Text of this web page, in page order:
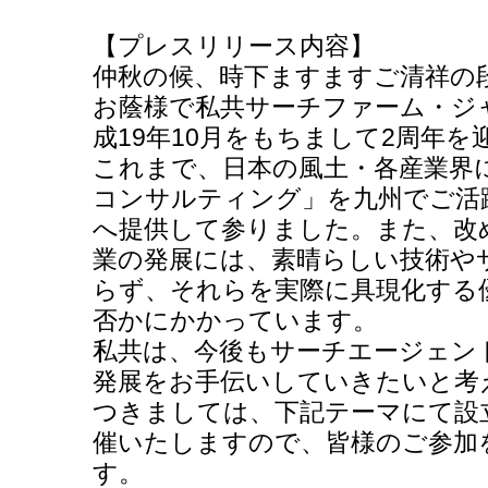
【プレスリリース内容】
仲秋の候、時下ますますご清祥
お蔭様で私共サーチファーム・
成19年10月をもちまして2周年を
これまで、日本の風土・各産業
コンサルティング」を九州でご
へ提供して参りました。また、
業の発展には、素晴らしい技術
らず、それらを実際に具現化す
否かにかかっています。
私共は、今後もサーチエージェ
発展をお手伝いしていきたいと
つきましては、下記テーマにて
催いたしますので、皆様のご参
す。